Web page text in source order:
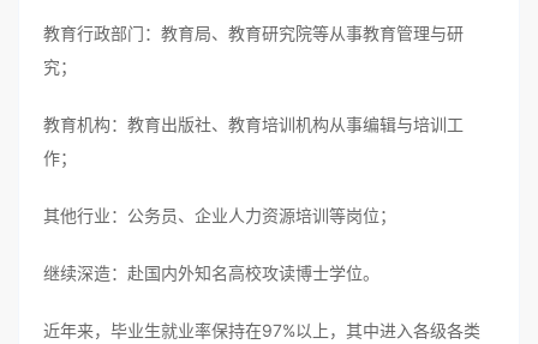
教育行政部门：教育局、教育研究院等从事教育管理与研
究；
教育机构：教育出版社、教育培训机构从事编辑与培训工
作；
其他行业：公务员、企业人力资源培训等岗位；
继续深造：赴国内外知名高校攻读博士学位。
近年来，毕业生就业率保持在97%以上，其中进入各级各类